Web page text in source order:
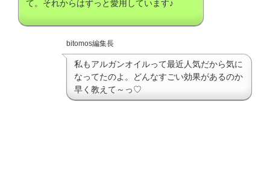
て。それからはずっと愛用しています♪
bitomos編集長
私もアルガンオイルって最近人気だから気に
なってたのよ。どんなすごい効果があるのか
早く教えて～っ♡